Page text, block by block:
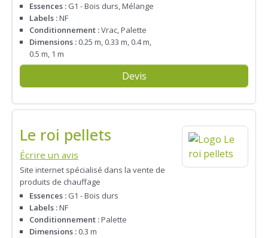
Essences : G1 - Bois durs, Mélange
Labels :NF
Conditionnement :Vrac, Palette
Dimensions : 0.25 m, 0.33 m, 0.4 m,
0.5 m, 1 m
Devis
Le roi pellets
Écrire un avis
Site internet spécialisé dans la vente de
produits de chauffage
Essences : G1 - Bois durs
Labels :NF
Conditionnement :Palette
Dimensions : 0.3 m